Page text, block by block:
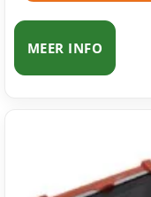
MEER INFO